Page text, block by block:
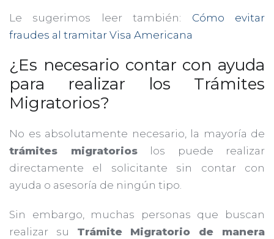
Le sugerimos leer también: Cómo evitar
fraudes al tramitar Visa Americana
¿Es necesario contar con ayuda
para realizar los Trámites
Migratorios?
No es absolutamente necesario, la mayoría de
trámites migratorioslos puede realizar
directamente el solicitante sin contar con
ayuda o asesoría de ningún tipo.
Sin embargo, muchas personas que buscan
realizar su Trámite Migratorio de manera